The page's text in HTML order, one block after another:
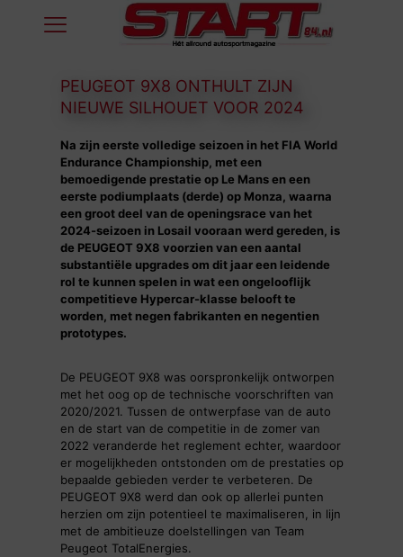
PEUGEOT 9X8 ONTHULT ZIJN
NIEUWE SILHOUET VOOR 2024
Na zijn eerste volledige seizoen in het FIA World
Endurance Championship, met een
bemoedigende prestatie op Le Mans en een
eerste podiumplaats (derde) op Monza, waarna
een groot deel van de openingsrace van het
2024-seizoen in Losail vooraan werd gereden, is
de PEUGEOT 9X8 voorzien van een aantal
substantiële upgrades om dit jaar een leidende
rol te kunnen spelen in wat een ongelooflijk
competitieve Hypercar-klasse belooft te
worden, met negen fabrikanten en negentien
prototypes.
De PEUGEOT 9X8 was oorspronkelijk ontworpen
met het oog op de technische voorschriften van
2020/2021. Tussen de ontwerpfase van de auto
en de start van de competitie in de zomer van
2022 veranderde het reglement echter, waardoor
er mogelijkheden ontstonden om de prestaties op
bepaalde gebieden verder te verbeteren. De
PEUGEOT 9X8 werd dan ook op allerlei punten
herzien om zijn potentieel te maximaliseren, in lijn
met de ambitieuze doelstellingen van Team
Peugeot TotalEnergies.